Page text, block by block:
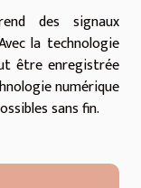
des signaux
la technologie
être enregistrée
numérique
sans fin.